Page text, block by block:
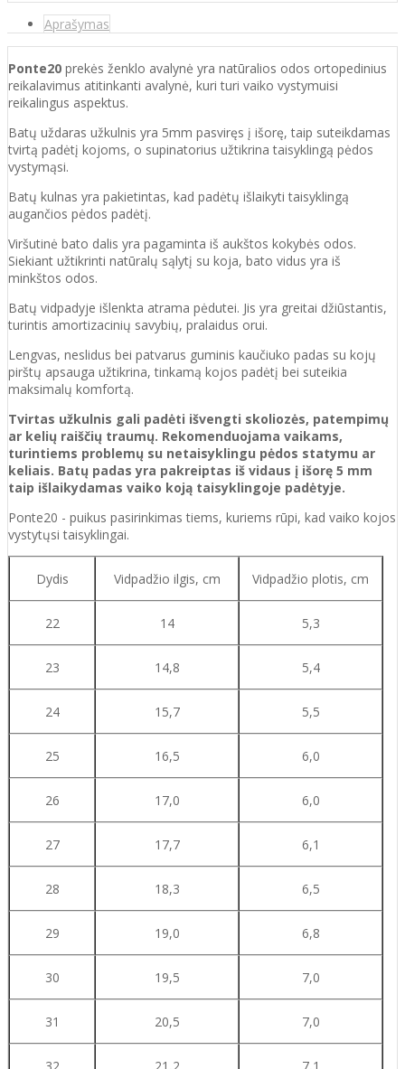
Aprašymas
Ponte20 prekės ženklo avalynė yra natūralios odos ortopedinius
reikalavimus atitinkanti avalynė, kuri turi vaiko vystymuisi
reikalingus aspektus.
Batų uždaras užkulnis yra 5mm pasviręs į išorę, taip suteikdamas
tvirtą padėtį kojoms, o supinatorius užtikrina taisyklingą pėdos
vystymąsi.
Batų kulnas yra pakietintas, kad padėtų išlaikyti taisyklingą
augančios pėdos padėtį.
Viršutinė bato dalis yra pagaminta iš aukštos kokybės odos.
Siekiant užtikrinti natūralų sąlytį su koja, bato vidus yra iš
minkštos odos.
Batų vidpadyje išlenkta atrama pėdutei. Jis yra greitai džiūstantis,
turintis amortizacinių savybių, pralaidus orui.
Lengvas, neslidus bei patvarus guminis kaučiuko padas su kojų
pirštų apsauga užtikrina, tinkamą kojos padėtį bei suteikia
maksimalų komfortą.
Tvirtas užkulnis gali padėti išvengti skoliozės, patempimų
ar kelių raiščių traumų. Rekomenduojama vaikams,
turintiems problemų su netaisyklingu pėdos statymu ar
keliais. Batų padas yra pakreiptas iš vidaus į išorę 5 mm
taip išlaikydamas vaiko koją taisyklingoje padėtyje.
Ponte20 - puikus pasirinkimas tiems, kuriems rūpi, kad vaiko kojos
vystytųsi taisyklingai.
Dydis Vidpadžio ilgis, cm Vidpadžio plotis, cm
22 14 5,3
23 14,8 5,4
24 15,7 5,5
25 16,5 6,0
26 17,0 6,0
27 17,7 6,1
28 18,3 6,5
29 19,0 6,8
30 19,5 7,0
31 20,5 7,0